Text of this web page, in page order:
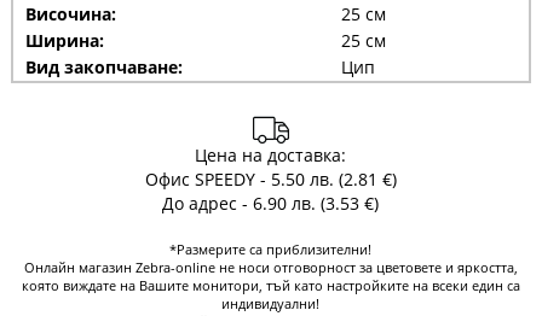
Височина:
25 см
Ширина:
25 см
Вид закопчаване:
Цип
Цена на доставка:
Офис SPEEDY - 5.50 лв. (2.81 €)
До адрес - 6.90 лв. (3.53 €)
*Размерите са приблизителни!
Онлайн магазин Zebra-online не носи отговорност за цветовете и яркостта,
която виждате на Вашите монитори, тъй като настройките на всеки един са
индивидуални!